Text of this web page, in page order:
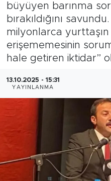
büyüyen barınma
bırakıldığını
milyonlarca yurttaşın
erişememesinin
hale getiren iktidar”
13.10.2025 - 15:31
YAYINLANMA
Eğitim
Sanat
Bölge
Teknoloji
Sektör
Haber Arşivi